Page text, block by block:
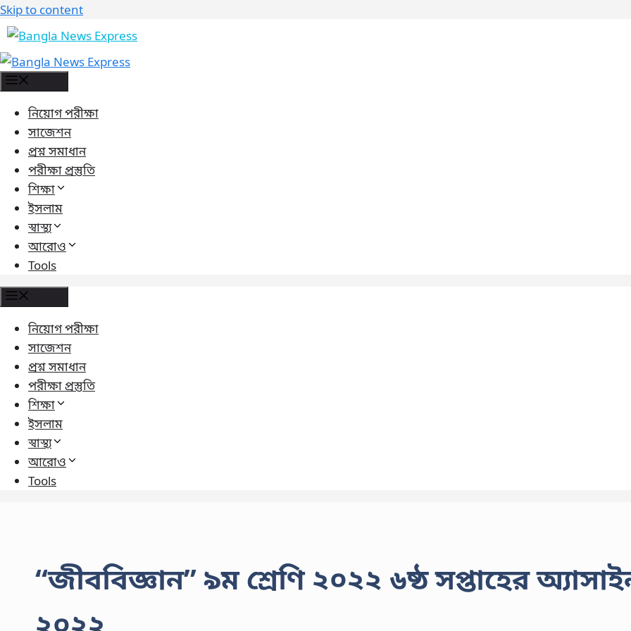
Skip to content
নিয়োগ পরীক্ষা
সাজেশন
প্রশ্ন সমাধান
পরীক্ষা প্রস্তুতি
শিক্ষা
ইসলাম
স্বাস্থ্য
আরোও
Tools
নিয়োগ পরীক্ষা
সাজেশন
প্রশ্ন সমাধান
পরীক্ষা প্রস্তুতি
শিক্ষা
ইসলাম
স্বাস্থ্য
আরোও
Tools
“জীববিজ্ঞান” ৯ম শ্রেণি ২০২২ ৬ষ্ঠ সপ্তাহের